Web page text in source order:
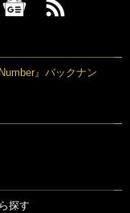
』バックナン
探す